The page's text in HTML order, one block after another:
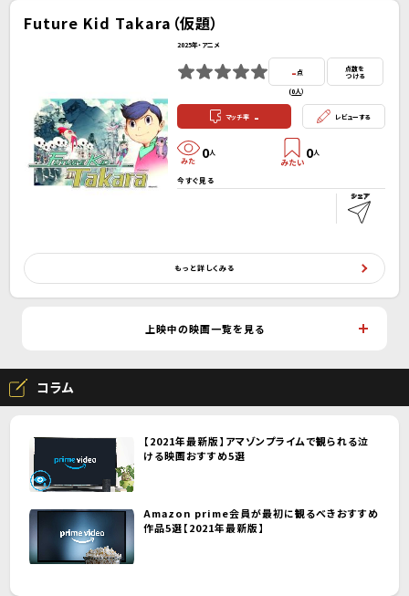
Future Kid Takara（仮題）
2025年・アニメ
- 点
(0人）
点数を
つける
マッチ率 - レビューする
0人 0人
今すぐ見る
もっと詳しくみる
上映中の映画一覧を見る
コラム
【2021年最新版】アマゾンプライムで観られる泣
ける映画おすすめ5選
Amazon prime会員が最初に観るべきおすすめ
作品5選【2021年最新版】